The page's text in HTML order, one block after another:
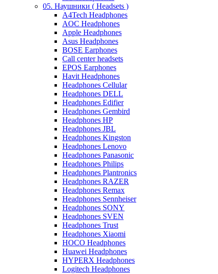
05. Наушники ( Headsets )
A4Tech Headphones
AOC Headphones
Apple Headphones
Asus Headphones
BOSE Earphones
Call center headsets
EPOS Earphones
Havit Headphones
Headphones Cellular
Headphones DELL
Headphones Edifier
Headphones Gembird
Headphones HP
Headphones JBL
Headphones Kingston
Headphones Lenovo
Headphones Panasonic
Headphones Philips
Headphones Plantronics
Headphones RAZER
Headphones Remax
Headphones Sennheiser
Headphones SONY
Headphones SVEN
Headphones Trust
Headphones Xiaomi
HOCO Headphones
Huawei Headphones
HYPERX Headphones
Logitech Headphones